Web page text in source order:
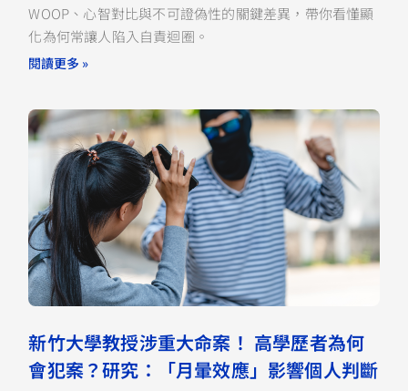
WOOP、心智對比與不可證偽性的關鍵差異，帶你看懂顯
化為何常讓人陷入自責迴圈。
閱讀更多 »
新竹大學教授涉重大命案！ 高學歷者為何
會犯案？研究：「月暈效應」影響個人判斷